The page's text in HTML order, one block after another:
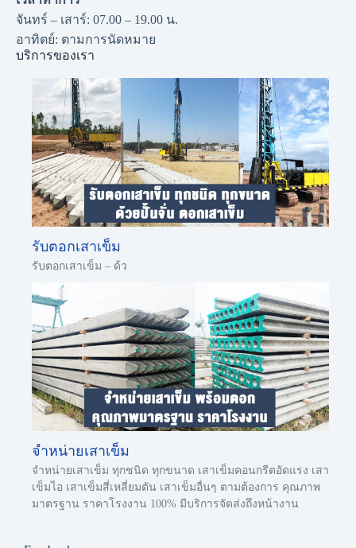
จันทร์ – เสาร์: 07.00 – 19.00 น.
อาทิตย์: ตามการนัดหมาย
บริการของเรา
รับตอกเสาเข็ม
รับตอกเสาเข็ม – ด้ว
จำหน่ายเสาเข็ม
จำหน่ายเสาเข็ม ทุกชนิด ทุกขนาด เสาเข็มคอนกรีตอัดแรง เสา
เข็มไอ เสาเข็มสี่เหลี่ยมตัน เสาเข็มอื่นๆ ตามต้องการ คุณภาพ
มาตรฐาน ราคาโรงงาน 100% มีบริการจัดส่งถึงหน้างาน